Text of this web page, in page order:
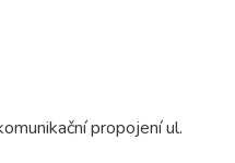
propojení ul.